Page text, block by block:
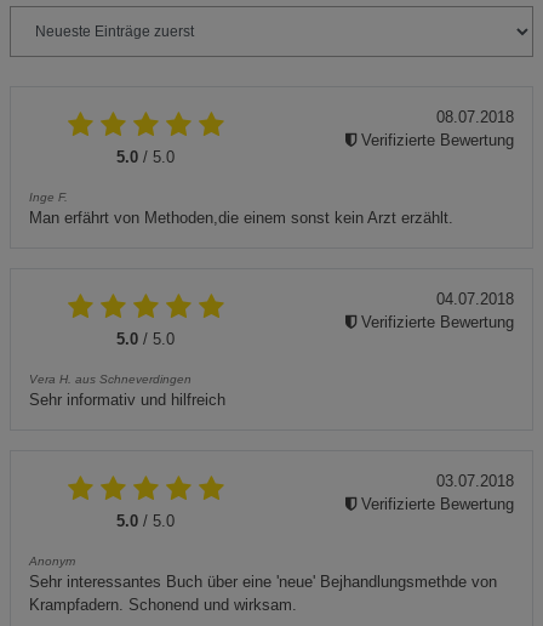
5.0 / 5.0
Inge F.
Man erfährt von Methoden,die einem sonst kein Arzt erzählt.
08.07.2018
Verifizierte Bewertung
5.0 / 5.0
Vera H. aus Schneverdingen
Sehr informativ und hilfreich
04.07.2018
Verifizierte Bewertung
5.0 / 5.0
Anonym
Sehr interessantes Buch über eine 'neue' Bejhandlungsmethde von
Krampfadern. Schonend und wirksam.
03.07.2018
Verifizierte Bewertung